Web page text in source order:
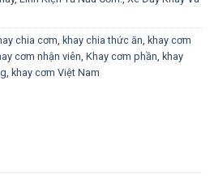
chia cơm khay chia thức ăn khay cơm
cơm nhận viên Khay cơm phần khay
khay cơm Việt Nam